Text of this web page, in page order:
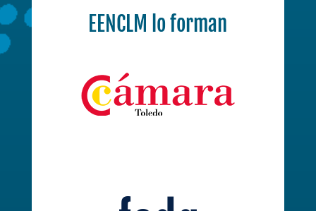
EENCLM lo forman